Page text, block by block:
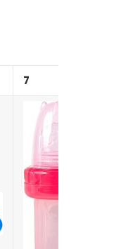
7